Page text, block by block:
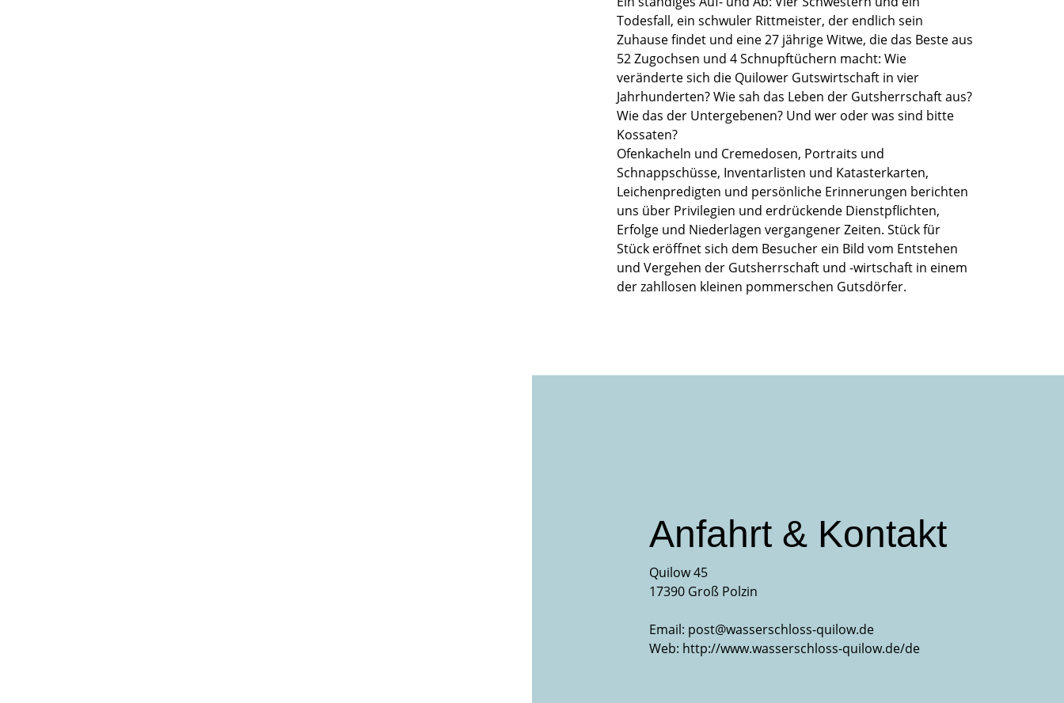
Todesfall, ein schwuler Rittmeister, der endlich sein
Zuhause findet und eine 27 jährige Witwe, die das Beste aus
52 Zugochsen und 4 Schnupftüchern macht: Wie
veränderte sich die Quilower Gutswirtschaft in vier
Jahrhunderten? Wie sah das Leben der Gutsherrschaft aus?
Wie das der Untergebenen? Und wer oder was sind bitte
Kossaten?
Ofenkacheln und Cremedosen, Portraits und
Schnappschüsse, Inventarlisten und Katasterkarten,
Leichenpredigten und persönliche Erinnerungen berichten
uns über Privilegien und erdrückende Dienstpflichten,
Erfolge und Niederlagen vergangener Zeiten. Stück für
Stück eröffnet sich dem Besucher ein Bild vom Entstehen
und Vergehen der Gutsherrschaft und -wirtschaft in einem
der zahllosen kleinen pommerschen Gutsdörfer.
Anfahrt & Kontakt
Quilow 45
17390 Groß Polzin
Email: post@wasserschloss-quilow.de
Web: http://www.wasserschloss-quilow.de/de